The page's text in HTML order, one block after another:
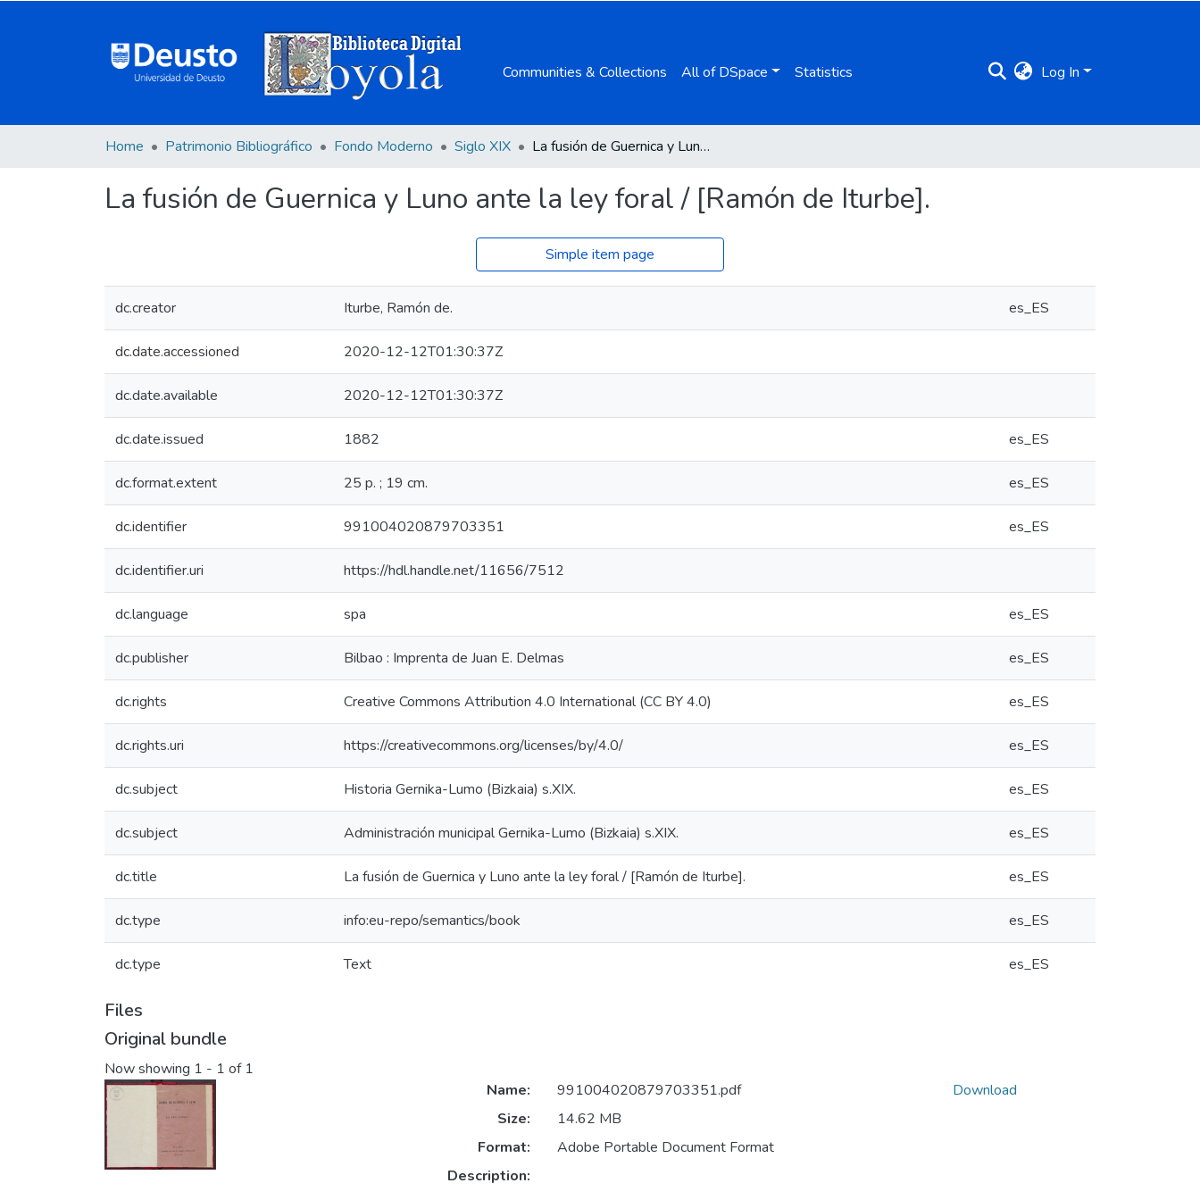
Communities & Collections All of DSpace Statistics Log In
Home Patrimonio Bibliográfico Fondo Moderno Siglo XIX La fusión de Guernica y Luno ante la ley foral / [Ramón de Iturbe].
La fusión de Guernica y Luno ante la ley foral / [Ramón de Iturbe].
Simple item page
dc.creator Iturbe, Ramón de. es_ES
dc.date.accessioned 2020-12-12T01:30:37Z
dc.date.available 2020-12-12T01:30:37Z
dc.date.issued 1882 es_ES
dc.format.extent 25 p. ; 19 cm. es_ES
dc.identifier 991004020879703351 es_ES
dc.identifier.uri https://hdl.handle.net/11656/7512
dc.language spa es_ES
dc.publisher Bilbao : Imprenta de Juan E. Delmas es_ES
dc.rights Creative Commons Attribution 4.0 International (CC BY 4.0) es_ES
dc.rights.uri https://creativecommons.org/licenses/by/4.0/ es_ES
dc.subject Historia Gernika-Lumo (Bizkaia) s.XIX. es_ES
dc.subject Administración municipal Gernika-Lumo (Bizkaia) s.XIX. es_ES
dc.title La fusión de Guernica y Luno ante la ley foral / [Ramón de Iturbe]. es_ES
dc.type info:eu-repo/semantics/book es_ES
dc.type Text es_ES
Files
Original bundle
Now showing 1 - 1 of 1
Name:
991004020879703351.pdf
Size:
14.62 MB
Format:
Adobe Portable Document Format
Description:
Download